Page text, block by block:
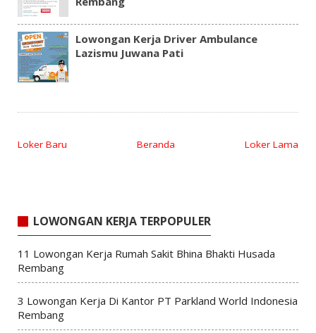
Lowongan Kerja Driver Ambulance
Lazismu Juwana Pati
Loker Baru Loker Lama
Beranda
LOWONGAN KERJA TERPOPULER
11 Lowongan Kerja Rumah Sakit Bhina Bhakti Husada
Rembang
3 Lowongan Kerja Di Kantor PT Parkland World Indonesia
Rembang